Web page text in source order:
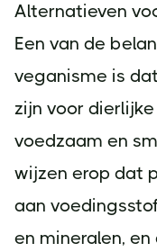
Alternatieven
Een van de
veganisme is
zijn voor
voedzaam en
wijzen erop dat
aan
en mineralen,